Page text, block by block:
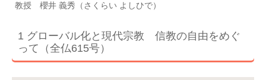
教授 櫻井 義秀（さくらい よしひで）
1 グローバル化と現代宗教 信教の自由をめぐ
って（全仏615号）